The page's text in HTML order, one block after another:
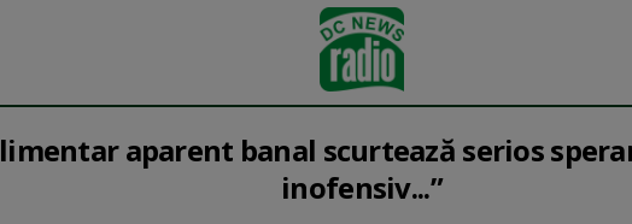
aparent banal scurtează serios
inofensiv...”